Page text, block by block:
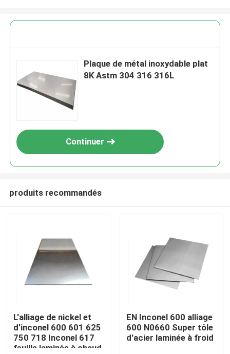
Plaque de métal inoxydable plat
8K Astm 304 316 316L
Continuer
produits recommandés
L'alliage de nickel et
d'inconel 600 601 625
750 718 Inconel 617
feuille laminée à chaud
EN Inconel 600 alliage
600 N0660 Super tôle
d'acier laminée à froid